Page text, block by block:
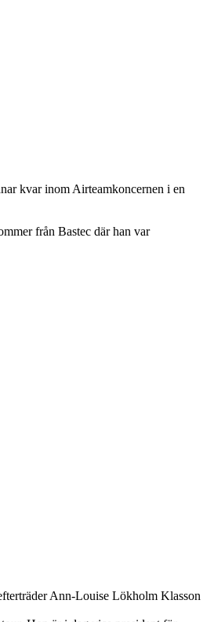
kvar inom Airteamkoncernen i en
från Bastec där han var
Ann-Louise Lökholm Klasson